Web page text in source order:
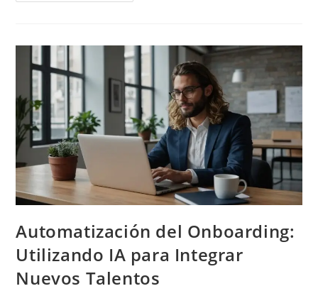
Automatización del Onboarding:
Utilizando IA para Integrar
Nuevos Talentos